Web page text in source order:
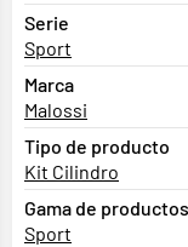
Serie
Sport
Marca
Malossi
Tipo de producto
Kit Cilindro
Gama de productos
Sport